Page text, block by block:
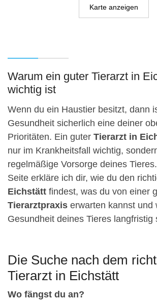
Karte anzeigen
Warum ein guter Tierarzt in
wichtig ist
Wenn du ein Haustier besitzt, dann
Gesundheit sicherlich eine deiner
Prioritäten. Ein guter Tierarzt in
nur im Krankheitsfall wichtig,
regelmäßige Vorsorge deines
Seite erkläre ich dir, wie du den
Eichstätt findest, was du von einer
Tierarztpraxis erwarten kannst und
Gesundheit deines Tieres langfristig
Die Suche nach dem
Tierarzt in Eichstätt
Wo fängst du an?